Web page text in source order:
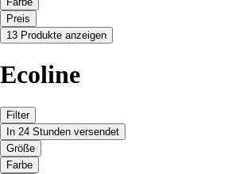
Preis
13 Produkte anzeigen
Ecoline
Filter
In 24 Stunden versendet
Größe
Farbe